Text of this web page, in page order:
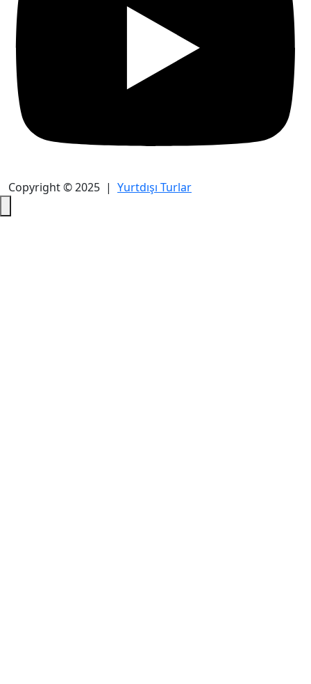
Copyright © 2025 | Yurtdışı Turlar